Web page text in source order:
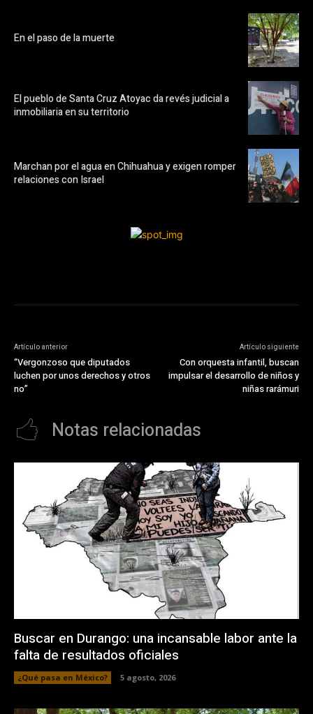
En el paso de la muerte
El pueblo de Santa Cruz Atoyac da revés judicial a
inmobiliaria en su territorio
Marchan por el agua en Chihuahua y exigen romper
relaciones con Israel
Artículo anterior
“Vergonzoso que diputados
luchen por unos derechos y otros
no”
Artículo siguiente
Con orquesta infantil, buscan
impulsar el desarrollo de niños y
niñas rarámuri
Notas relacionadas
Buscar en Durango: una incansable labor ante la
falta de resultados oficiales
¿Qué pasa en México? 5 agosto, 2026